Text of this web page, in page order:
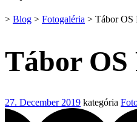
> Blog > Fotogaléria > Tábor OS
Tábor OS
27. December 2019 kategória